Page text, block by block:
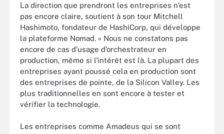
La direction que prendront les entreprises n’est
pas encore claire, soutient à son tour Mitchell
Hashimoto, fondateur de HashiCorp, qui développe
la plateforme Nomad. « Nous ne constatons pas
encore de cas d’usage d’orchestrateur en
production, même si l’intérêt est là. La plupart des
entreprises ayant poussé cela en production sont
des entreprises de pointe, de la Silicon Valley. Les
plus traditionnelles en sont encore à tester et
vérifier la technologie.
Les entreprises comme Amadeus qui se sont